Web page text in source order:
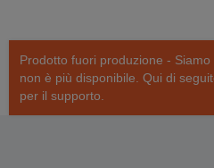
Prodotto fuori produzione -
non è più disponibile. Qui di
per il supporto.